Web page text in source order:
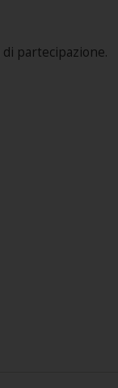
partecipazione.